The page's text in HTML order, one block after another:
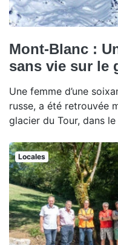
Mont-Blanc :
sans vie sur le
Une femme d’une
russe, a été retrouvée
glacier du Tour, dans
Locales